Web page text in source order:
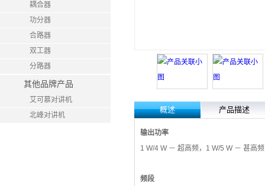
耦合器
功分器
合路器
双工器
分路器
其他品牌产品
艾可慕对讲机
北峰对讲机
概述 产品描述
输出功率
1 W/4 W － 超高频，1 W/5 W － 甚高频
频段